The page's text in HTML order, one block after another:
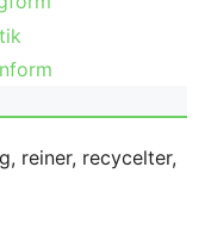
reiner, recycelter,